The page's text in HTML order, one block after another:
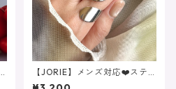
【JORIE】メンズ対応❤️ステ
ンレス サイズフリーの大人